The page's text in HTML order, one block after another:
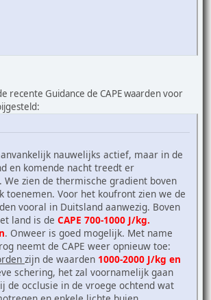
recente Guidance de CAPE waarden voor
nauwelijks actief, maar in de
en komende nacht treedt er
We zien de thermische gradient boven
toenemen. Voor het koufront zien we de
vooral in Duitsland aanwezig. Boven
land is de CAPE 700-1000 J/kg.
. Onweer is goed mogelijk. Met name
neemt de CAPE weer opnieuw toe:
zijn de waarden 1000-2000 J/kg en
schering, het zal voornamelijk gaan
de occlusie in de vroege ochtend wat